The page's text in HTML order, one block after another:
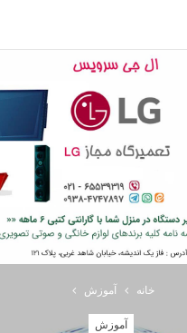
خانه آموزش
آموزش